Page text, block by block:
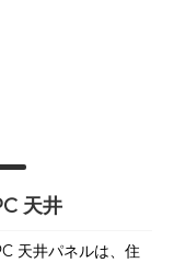
天井
天井パネルは、住